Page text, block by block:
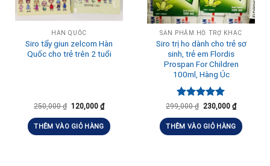
HÀN QUỐC
Siro tẩy giun zelcom Hàn
Quốc cho trẻ trên 2 tuổi
250,000₫ 120,000 ₫
THÊM VÀO GIỎ HÀNG
SẢN PHẨM HỖ TRỢ KHÁC
Siro trị ho dành cho trẻ sơ
sinh, trẻ em Flordis
Prospan For Children
100ml, Hàng Úc
Được xếp
5 sao
299,000₫ 230,000 ₫
THÊM VÀO GIỎ HÀNG